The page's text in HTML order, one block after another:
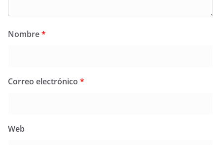
Nombre*
Correo electrónico *
Web